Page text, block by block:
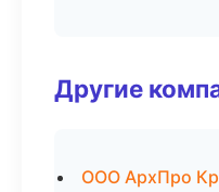
Другие
ООО АрхПро